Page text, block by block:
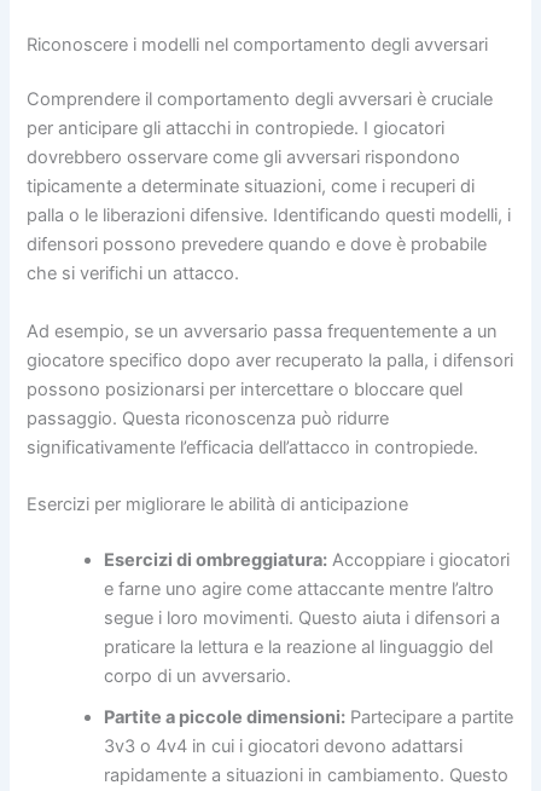
Riconoscere i modelli nel comportamento degli avversari
Comprendere il comportamento degli avversari è cruciale
per anticipare gli attacchi in contropiede. I giocatori
dovrebbero osservare come gli avversari rispondono
tipicamente a determinate situazioni, come i recuperi di
palla o le liberazioni difensive. Identificando questi modelli, i
difensori possono prevedere quando e dove è probabile
che si verifichi un attacco.
Ad esempio, se un avversario passa frequentemente a un
giocatore specifico dopo aver recuperato la palla, i difensori
possono posizionarsi per intercettare o bloccare quel
passaggio. Questa riconoscenza può ridurre
significativamente l’efficacia dell’attacco in contropiede.
Esercizi per migliorare le abilità di anticipazione
Esercizi di ombreggiatura: Accoppiare i giocatori
e farne uno agire come attaccante mentre l’altro
segue i loro movimenti. Questo aiuta i difensori a
praticare la lettura e la reazione al linguaggio del
corpo di un avversario.
Partite a piccole dimensioni: Partecipare a partite
3v3 o 4v4 in cui i giocatori devono adattarsi
rapidamente a situazioni in cambiamento. Questo